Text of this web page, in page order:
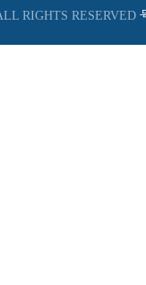
RIGHTS RESERVED